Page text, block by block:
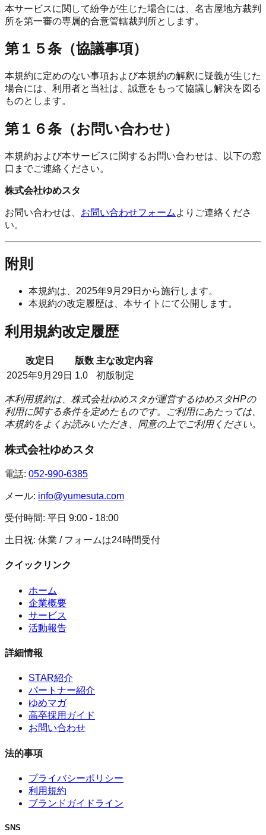
本サービスに関して紛争が生じた場合には、名古屋地方裁判
所を第一審の専属的合意管轄裁判所とします。
第１５条（協議事項）
本規約に定めのない事項および本規約の解釈に疑義が生じた
場合には、利用者と当社は、誠意をもって協議し解決を図る
ものとします。
第１６条（お問い合わせ）
本規約および本サービスに関するお問い合わせは、以下の窓
口までご連絡ください。
株式会社ゆめスタ
お問い合わせは、 お問い合わせフォーム よりご連絡くださ
い。
附則
本規約は、2025年9月29日から施行します。
本規約の改定履歴は、本サイトにて公開します。
利用規約改定履歴
改定日 版数 主な改定内容
2025年9月29日 1.0 初版制定
本利用規約は、株式会社ゆめスタが運営するゆめスタHPの
利用に関する条件を定めたものです。ご利用にあたっては、
本規約をよくお読みいただき、同意の上でご利用ください。
株式会社ゆめスタ
電話: 052-990-6385
メール: info@yumesuta.com
受付時間: 平日 9:00 - 18:00
土日祝: 休業 / フォームは24時間受付
クイックリンク
ホーム
企業概要
サービス
活動報告
詳細情報
STAR紹介
パートナー紹介
ゆめマガ
高卒採用ガイド
お問い合わせ
法的事項
プライバシーポリシー
利用規約
ブランドガイドライン
SNS